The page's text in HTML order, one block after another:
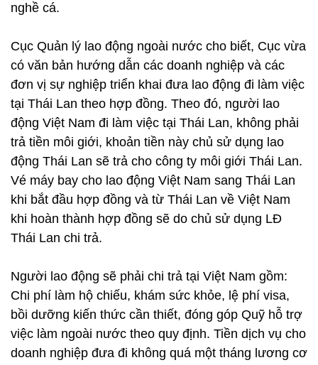
nghề cá.
Cục Quản lý lao động ngoài nước cho biết, Cục vừa
có văn bản hướng dẫn các doanh nghiệp và các
đơn vị sự nghiệp triển khai đưa lao động đi làm việc
tại Thái Lan theo hợp đồng. Theo đó, người lao
động Việt Nam đi làm việc tại Thái Lan, không phải
trả tiền môi giới, khoản tiền này chủ sử dụng lao
động Thái Lan sẽ trả cho công ty môi giới Thái Lan.
Vé máy bay cho lao động Việt Nam sang Thái Lan
khi bắt đầu hợp đồng và từ Thái Lan về Việt Nam
khi hoàn thành hợp đồng sẽ do chủ sử dụng LĐ
Thái Lan chi trả.
Người lao động sẽ phải chi trả tại Việt Nam gồm:
Chi phí làm hộ chiếu, khám sức khỏe, lệ phí visa,
bồi dưỡng kiến thức cần thiết, đóng góp Quỹ hỗ trợ
việc làm ngoài nước theo quy định. Tiền dịch vụ cho
doanh nghiệp đưa đi không quá một tháng lương cơ